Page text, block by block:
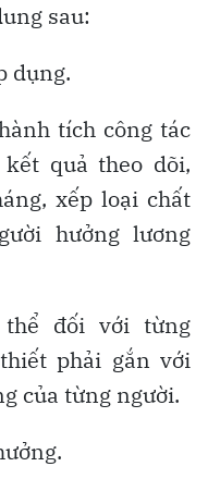
sau:
dụng.
tích công tác
quả theo dõi,
xếp loại chất
hưởng lương
đối với từng
phải gắn với
của từng người.